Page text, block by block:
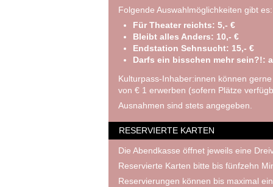
Folgende Auswahlmöglichkeiten gibt es:
Für Theater reichts: 5,- €
Bleibt alles Anders: 10,- €
Endstation Sehnsucht: 15,- €
Darfs ein bisschen mehr sein?!:
Kulturpass-Inhaber:innen können
von € 1 erwerben (sofern Plätze
Ausnahmen sind stets angegeben.
RESERVIERTE KARTEN
Die Abendkasse öffnet jeweils eine
Reservierte Karten bitte bis fünfzehn
Reservierungen können bis maximal